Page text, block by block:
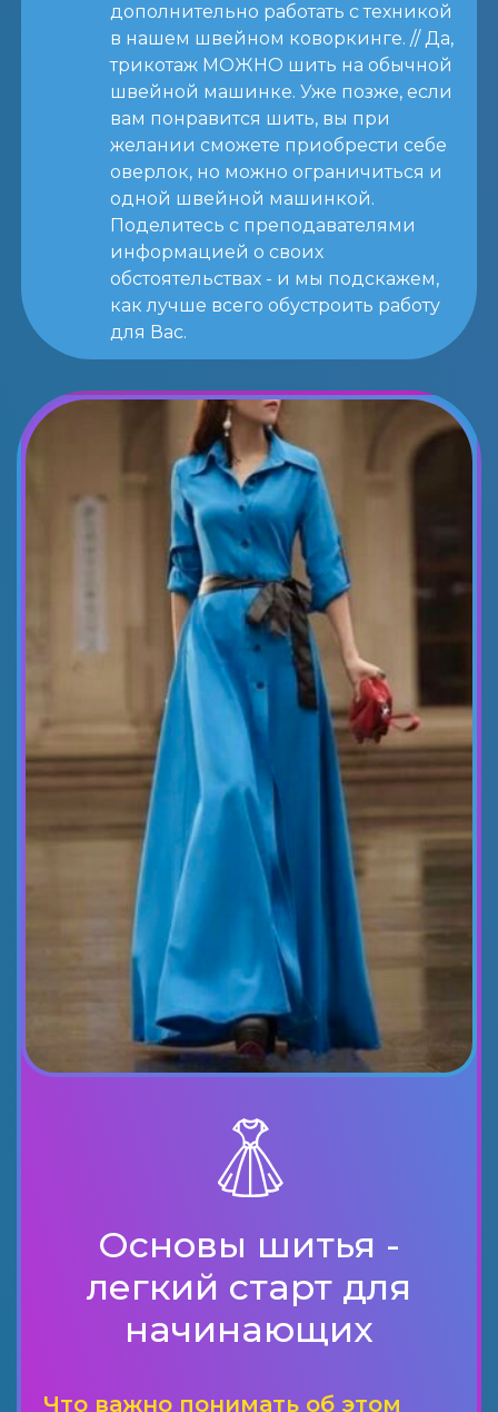
дополнительно работать с техникой
в нашем швейном коворкинге. // Да,
трикотаж МОЖНО шить на обычной
швейной машинке. Уже позже, если
вам понравится шить, вы при
желании сможете приобрести себе
оверлок, но можно ограничиться и
одной швейной машинкой.
Поделитесь с преподавателями
информацией о своих
обстоятельствах - и мы подскажем,
как лучше всего обустроить работу
для Вас.
Основы шитья -
легкий старт для
начинающих
Что важно понимать об этом